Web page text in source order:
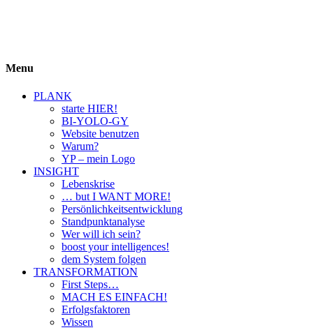
Menu
PLANK
starte HIER!
BI-YOLO-GY
Website benutzen
Warum?
YP – mein Logo
INSIGHT
Lebenskrise
… but I WANT MORE!
Persönlichkeitsentwicklung
Standpunktanalyse
Wer will ich sein?
boost your intelligences!
dem System folgen
TRANSFORMATION
First Steps…
MACH ES EINFACH!
Erfolgsfaktoren
Wissen